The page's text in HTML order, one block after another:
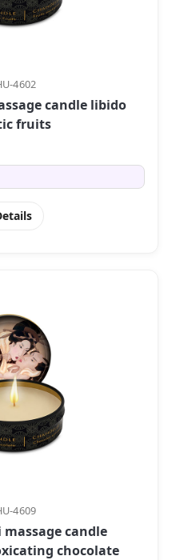
4602
candle libido
fruits
4609
candle
chocolate